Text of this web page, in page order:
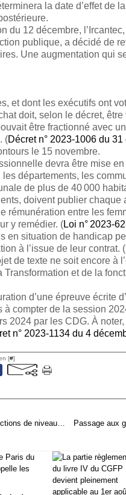
la date d’effet de
du 12 décembre,
publique, a décidé de
Une augmentation qui
et dont les exécutifs ont
doit, selon le décret,
être fractionné avec
(Décret n° 2023-1006 du
le 15 novembre.
devra être mise
départements, les
de plus de 40 000
doivent publier chaque
rémunération entre les
y remédier. (Loi n° 2023-
en situation de handicap
à l’issue de leur contrat. (
de texte ne soit encore à
et de la
d’une épreuve écrite
compter de la session
2024 par les CDG. À
n° 2023-1134 du 4
[#]
Un adjoint administratif qui exerce des fonctions de niveau supérieur sans en détenir le grade...